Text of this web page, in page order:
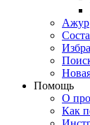
Ажур
Помощь
О
Как